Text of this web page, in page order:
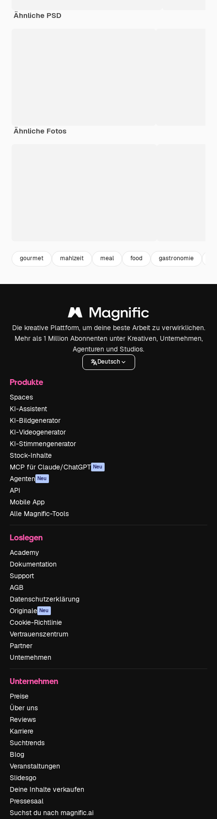
Ähnliche PSD
Ähnliche Fotos
gourmet mahlzeit meal food gastronomie
Die kreative Plattform, um deine beste Arbeit zu verwirklichen.
Mehr als 1 Million Abonnenten unter Kreativen, Unternehmen,
Agenturen und Studios.
Deutsch
Produkte
Spaces
KI-Assistent
KI-Bildgenerator
KI-Videogenerator
KI-Stimmengenerator
Stock-Inhalte
MCP für Claude/ChatGPT Neu
Agenten Neu
API
Mobile App
Alle Magnific-Tools
Loslegen
Academy
Dokumentation
Support
AGB
Datenschutzerklärung
Originale Neu
Cookie-Richtlinie
Vertrauenszentrum
Partner
Unternehmen
Unternehmen
Preise
Über uns
Reviews
Karriere
Suchtrends
Blog
Veranstaltungen
Slidesgo
Deine Inhalte verkaufen
Pressesaal
Suchst du nach magnific.ai